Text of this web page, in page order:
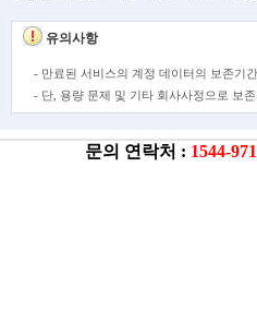
유의사항
- 만료된 서비스의 계정 데이터의 보존기
- 단, 용량 문제 및 기타 회사사정으로 보
문의 연락처 : 1544-